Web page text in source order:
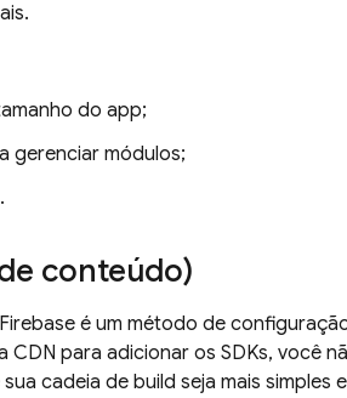
do app;
gerenciar módulos;
conteúdo)
é um método de
para adicionar os SDKs, você
cadeia de build seja mais simples